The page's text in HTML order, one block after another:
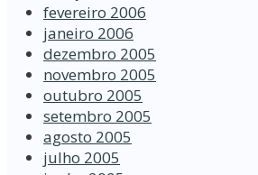
fevereiro 2006
janeiro 2006
dezembro 2005
novembro 2005
outubro 2005
setembro 2005
agosto 2005
julho 2005